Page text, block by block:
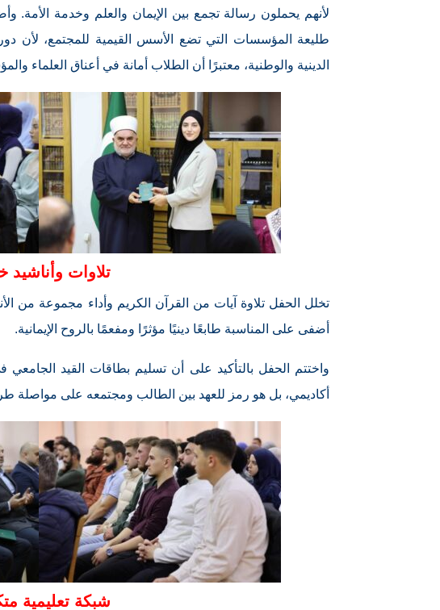
لأنهم يحملون رسالة تجمع بين الإيمان والعلم وخدمة الأمة.
طليعة المؤسسات التي تضع الأسس القيمية للمجتمع، لأن
الدينية والوطنية، معتبرًا أن الطلاب أمانة في أعناق العلماء
تلاوات وأناشيد
تخلل الحفل تلاوة آيات من القرآن الكريم وأداء مجموعة من
أضفى على المناسبة طابعًا دينيًا مؤثرًا ومفعمًا بالروح الإيمانية.
واختتم الحفل بالتأكيد على أن تسليم بطاقات القيد الجامعي
أكاديمي، بل هو رمز للعهد بين الطالب ومجتمعه على مواصلة
شبكة تعليمية